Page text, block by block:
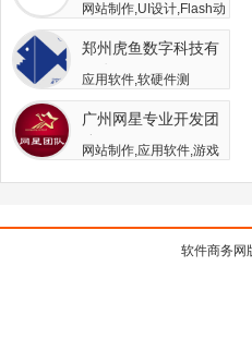
网站制作,UI设计,Flash动
画,游戏开发,APP开发,广
告包装设计
郑州虎鱼数字科技有
限公司
应用软件,软硬件测
试,APP开发,人员外包,其
他开发与服务
广州网星专业开发团
队
网站制作,应用软件,游戏
软件商务网